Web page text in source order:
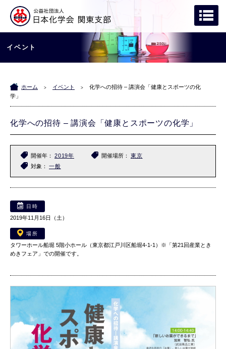
イベント
ホーム > イベント >
化学への招待 – 講演会「健康とスポーツの化
学」
化学への招待 – 講演会「健康とスポーツの化学」
開催年 2019年 開催場所
東京
対象
一般
日時
2019年11月16日（土）
場所
タワーホール船堀 5階小ホール（東京都江戸川区船堀4-1-1）※「第21回産業とき
めきフェア」での開催です。